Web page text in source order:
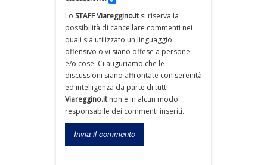
Lo STAFF Viareggino.itsi riserva la
possibilità di cancellare commenti nei
quali sia utilizzato un linguaggio
offensivo o vi siano offese a persone
e/o cose. Ci auguriamo che le
discussioni siano affrontate con serenità
ed intelligenza da parte di tutti.
Viareggino.itnon è in alcun modo
responsabile dei commenti inseriti.